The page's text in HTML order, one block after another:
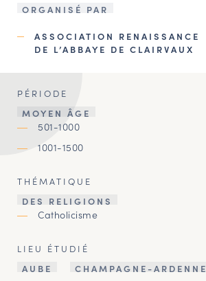
ORGANISÉ PAR
ASSOCIATION RENAISSANCE
DE L’ABBAYE DE CLAIRVAUX
PÉRIODE
MOYEN ÂGE
501-1000
1001-1500
THÉMATIQUE
DES RELIGIONS
Catholicisme
LIEU ÉTUDIÉ
AUBE
CHAMPAGNE-ARDENNE